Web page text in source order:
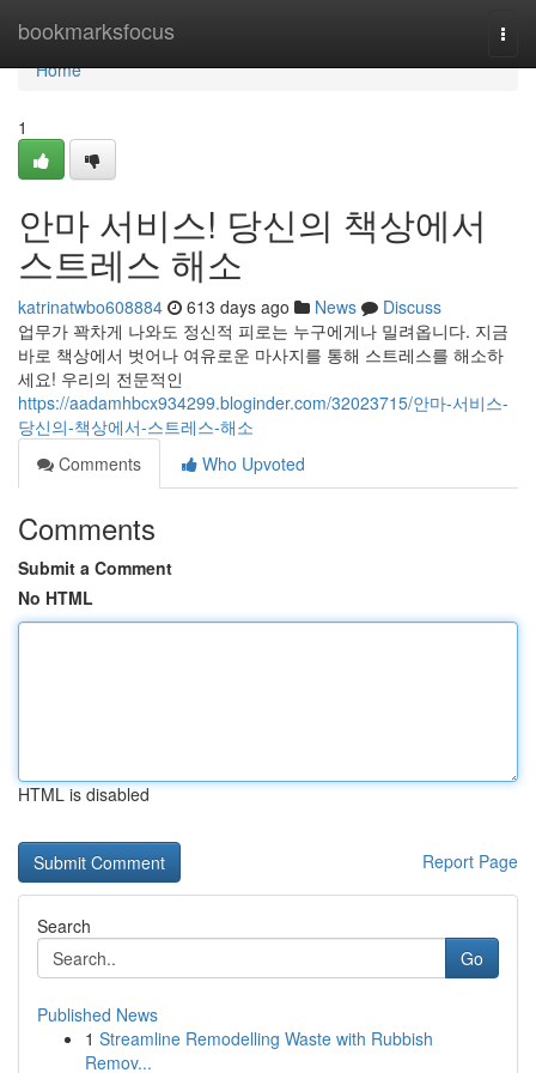
bookmarksfocus
Home
Home
1
안마 서비스! 당신의 책상에서
스트레스 해소
katrinatwbo608884 613 days ago News
Discuss
업무가 꽉차게 나와도 정신적 피로는 누구에게나 밀려옵니다. 지금
바로 책상에서 벗어나 여유로운 마사지를 통해 스트레스를 해소하
세요! 우리의 전문적인
https://aadamhbcx934299.bloginder.com/32023715/안마-서비스-
당신의-책상에서-스트레스-해소
Comments
Who Upvoted
Comments
Submit a Comment
No HTML
HTML is disabled
Report Page
Search
Go
Published News
1 Streamline Remodelling Waste with Rubbish
Remov...